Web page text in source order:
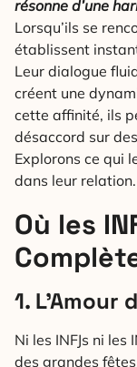
résonne d’une
Lorsqu’ils se
établissent
Leur dialogue
créent une
cette affinité, ils
désaccord sur
Explorons ce qui
dans leur relation.
Où les
1. L’Amour
Ni les INFJs ni
des grandes